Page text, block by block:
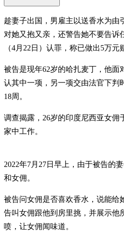
趁妻子出国，男雇主以送香水为由
对她又抱又亲，还警告她不要告诉
（4月22日）认罪，称已做出5万元
被告是现年62岁的哈扎麦丁，他面
认其中一项，另一项交由法官下判
18周。
调查揭露，26岁的印度尼西亚女佣
家中工作。
2022年7月27日早上，由于被告的
和女佣。
被告问女佣是否喜欢香水，说能给
告叫女佣跟他到房里挑，并展示他
喷，让女佣闻味道。